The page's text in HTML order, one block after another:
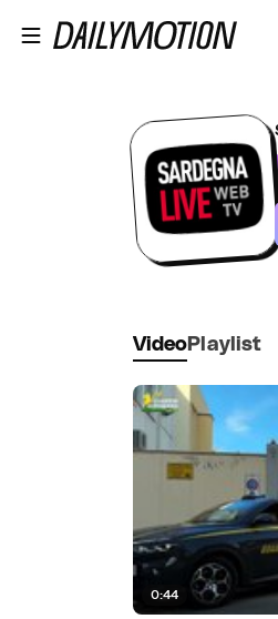
Video Playlist
0:44